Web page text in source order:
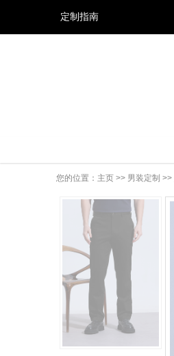
定制指南
您的位置： 主页 >> 男装定制 >>